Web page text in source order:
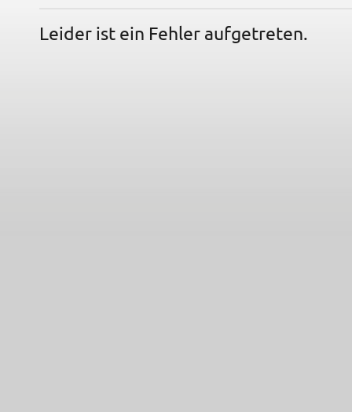
Leider ist ein Fehler aufgetreten.